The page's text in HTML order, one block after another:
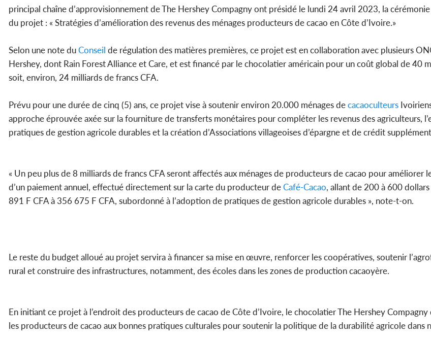
principal chaîne d’approvisionnement de The Hershey Compagny ont présidé le lundi 24 avril 2023, la
du projet : « Stratégies d’amélioration des revenus des ménages producteurs de cacao en Côte d’Ivoire.»
Selon une note duConseil de régulation des matières premières, ce projet est en collaboration avec plusieurs
Hershey, dont Rain Forest Alliance et Care, et est financé par le chocolatier américain pour un coût global de 40
soit, environ, 24 milliards de francs CFA.
Prévu pour une durée de cinq (5) ans, ce projet vise à soutenir environ 20.000 ménages decacaoculteurs
approche éprouvée axée sur la fourniture de transferts monétaires pour compléter les revenus des agriculteurs,
pratiques de gestion agricole durables et la création d’Associations villageoises d’épargne et de crédit
« Un peu plus de 8 milliards de francs CFA seront affectés aux ménages de producteurs de cacao pour améliorer
d’un paiement annuel, effectué directement sur la carte du producteur deCafé-Cacao, allant de 200 à 600
891 F CFA à 356 675 F CFA, subordonné à l’adoption de pratiques de gestion agricole durables », note-t-on.
Le reste du budget alloué au projet servira à financer sa mise en œuvre, renforcer les coopératives, soutenir
rural et construire des infrastructures, notamment, des écoles dans les zones de production cacaoyère.
En initiant ce projet à l’endroit des producteurs de cacao de Côte d’Ivoire, le chocolatier The Hershey
les producteurs de cacao aux bonnes pratiques culturales pour soutenir la politique de la durabilité agricole dans